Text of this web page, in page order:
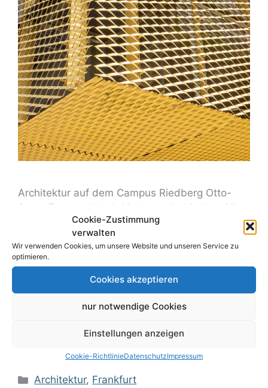
Cookie-Zustimmung
verwalten
Wir verwenden Cookies, um unsere Website und unseren Service zu
optimieren.
Cookies akzeptieren
nur notwendige Cookies
Einstellungen anzeigen
Cookie-RichtlinieDatenschutzImpressum
Architektur auf dem Campus Riedberg Otto-
Stern-Zentrum Inhalt Moderne Architektur: Klar,
sachlich, vielfältig FIAS, International House,
Otto-Stern-Zentrum Die Goethe-Universität in
Frankfurt am Main hat eine Fülle von
architektonisch bemerkenswerten Gebäuden zu
bieten. Zuerst denkt man hier natürlich an den
Westend. Wer aber moderne Architektur in
seiner Vielfalt auf engem Raum betrachten …
Architektur, Frankfurt